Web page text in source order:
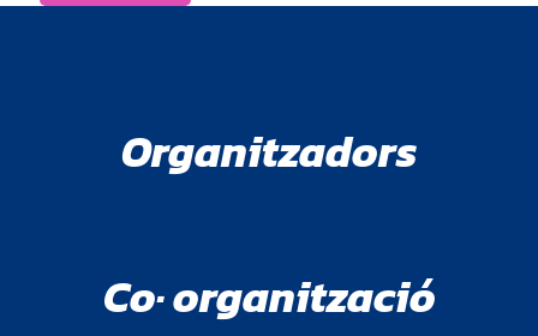
Organitzadors
Co· organització